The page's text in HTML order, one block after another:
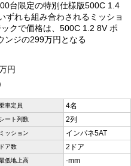
台限定の特別仕様版500C 1.4
ずれも組み合わされるミッショ
クで価格は、500C 1.2 8V ポ
ンジの299万円となる
円
車定員 4名
シート列数 2列
ミッション インパネ5AT
ドア数 2ドア
低地上高 -mm